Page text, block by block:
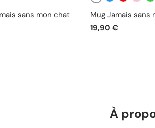
sans mon chat
Blanc
Mug Jamais sans
19,90 €
À